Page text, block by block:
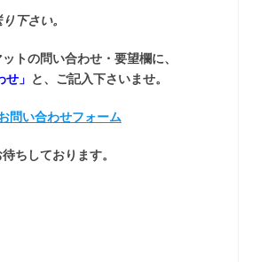
下さい。
トの問い合わせ・要望欄に、
」 と、ご記入下さいませ。
問い合わせフォーム
ちしております。